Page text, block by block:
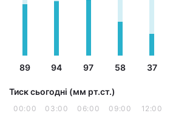
89 94 97 58 37
Тиск сьогодні (мм рт.ст.)
00:00 03:00 06:00 09:00 12:00